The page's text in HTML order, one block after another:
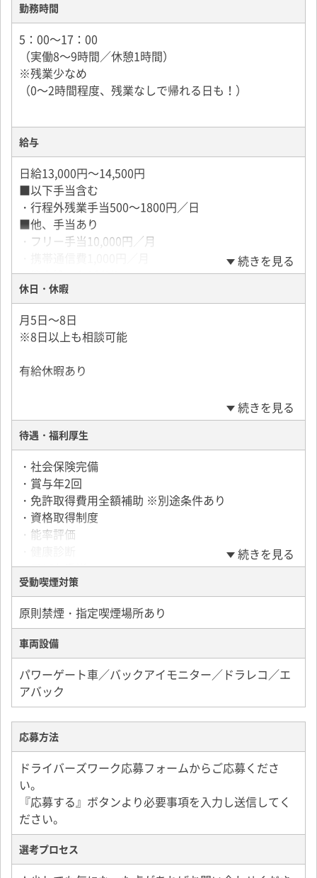
勤務時間
5：00～17：00
（実働8～9時間／休憩1時間）
※残業少なめ
（0～2時間程度、残業なしで帰れる日も！）
給与
日給13,000円～14,500円
■以下手当含む
・行程外残業手当500～1800円／日
■他、手当あり
・フリー手当10,000円／月
・能力給 などあり
月給は稼働日、各種手当によって幅があります。
■月給例
40代／月給33万円（勤務日数23日／有給2日使用）
続きを見る
休日・休暇
月5日～8日
※8日以上も相談可能
有給休暇あり
続きを見る
待遇・福利厚生
・社会保険完備
・賞与年2回
・免許取得費用全額補助 ※別途条件あり
・資格取得制度
・能率評価
・子ども手当
・表彰制度
・幹部候補育成
・有給休暇
・入社祝い金あり※規定あり
・交通費支給※規定あり
・慶弔手当
★事故を起こした場合は、自己負担はございません。
※手当てについてのご質問は面接の際にお知らせくだ
さい。
続きを見る
受動喫煙対策
原則禁煙・指定喫煙場所あり
車両設備
パワーゲート車／バックアイモニター／ドラレコ／エ
アバック
応募方法
ドライバーズワーク応募フォームからご応募くださ
い。
『応募する』ボタンより必要事項を入力し送信してく
ださい。
選考プロセス